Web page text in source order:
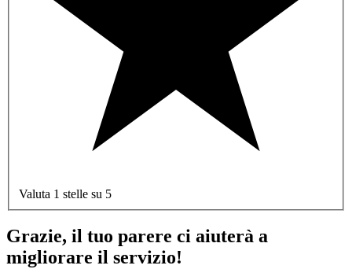
Valuta 1 stelle su 5
Grazie, il tuo parere ci aiuterà a
migliorare il servizio!